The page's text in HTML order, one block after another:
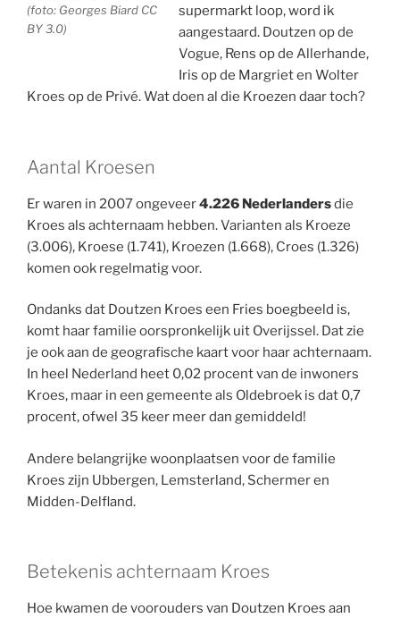
(foto: Georges Biard CC
BY 3.0)
supermarkt loop, word ik
aangestaard. Doutzen op de
Vogue, Rens op de Allerhande,
Iris op de Margriet en Wolter
Kroes op de Privé. Wat doen al die Kroezen daar toch?
Aantal Kroesen
Er waren in 2007 ongeveer4.226 Nederlandersdie
Kroes als achternaam hebben. Varianten als Kroeze
(3.006), Kroese (1.741), Kroezen (1.668), Croes (1.326)
komen ook regelmatig voor.
Ondanks dat Doutzen Kroes een Fries boegbeeld is,
komt haar familie oorspronkelijk uit Overijssel. Dat zie
je ook aan de geografische kaart voor haar achternaam.
In heel Nederland heet 0,02 procent van de inwoners
Kroes, maar in een gemeente als Oldebroek is dat 0,7
procent, ofwel 35 keer meer dan gemiddeld!
Andere belangrijke woonplaatsen voor de familie
Kroes zijn Ubbergen, Lemsterland, Schermer en
Midden-Delfland.
Betekenis achternaam Kroes
Hoe kwamen de voorouders van Doutzen Kroes aan